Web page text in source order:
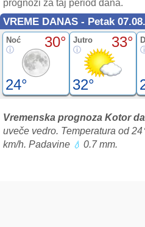
prognozi za taj period dana.
VREME DANAS - Petak 07.08.
Noć 30°
24°
Jutro 33°
32°
Vremenska prognoza Kotor
uveče vedro. Temperatura od
km/h. Padavine 💧 0.7 mm.